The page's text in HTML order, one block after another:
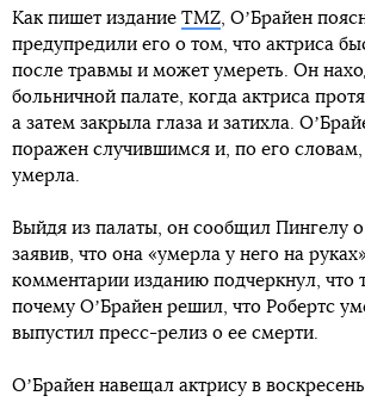
Как пишет издание TMZ, ОʼБрайен
предупредили его о том, что актриса
после травмы и может умереть. Он
больничной палате, когда актриса
а затем закрыла глаза и затихла.
поражен случившимся и, по его
умерла.
Выйдя из палаты, он сообщил Пингелу
заявив, что она «умерла у него на
комментарии изданию подчеркнул, что
почему ОʼБрайен решил, что Робертс
выпустил пресс-релиз о ее смерти.
ОʼБрайен навещал актрису в